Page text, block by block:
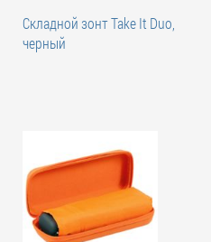
Складной зонт Take It Duo,
черный